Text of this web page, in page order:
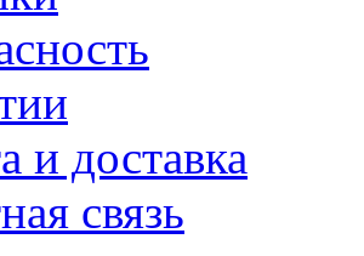
и доставка
связь